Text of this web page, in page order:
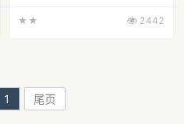
量低，不容易失败，这一款配方
★★ 2442
1 尾页